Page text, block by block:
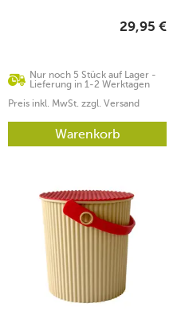
Nur noch 5 Stück auf Lager -
Lieferung in 1-2 Werktagen
29,95 €
Preis inkl. MwSt. zzgl. Versand
Warenkorb